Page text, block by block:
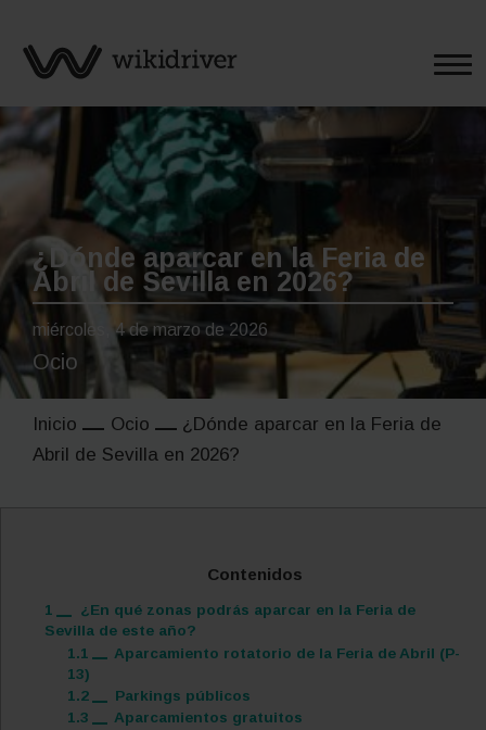
¿Dónde aparcar en la Feria de
Abril de Sevilla en 2026?
miércoles, 4 de marzo de 2026
Ocio
Inicio Ocio
¿Dónde aparcar en la Feria de
Abril de Sevilla en 2026?
Contenidos
1
¿En qué zonas podrás aparcar en la Feria de
Sevilla de este año?
1.1
Aparcamiento rotatorio de la Feria de Abril (P-
13)
1.2
Parkings públicos
1.3
Aparcamientos gratuitos